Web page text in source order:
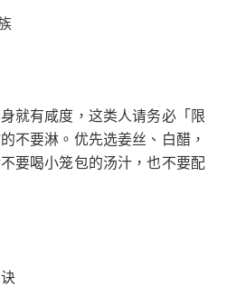
就有咸度，这类人请务必「限
不要淋。​优先选姜丝、白醋，
要喝小笼包的汤汁，也不要配